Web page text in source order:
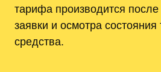
тарифа производится
заявки и осмотра состояния
средства.